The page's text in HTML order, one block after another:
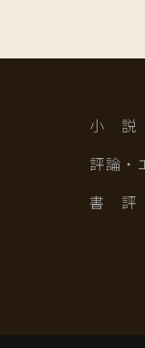
小 説
評論・
書 評